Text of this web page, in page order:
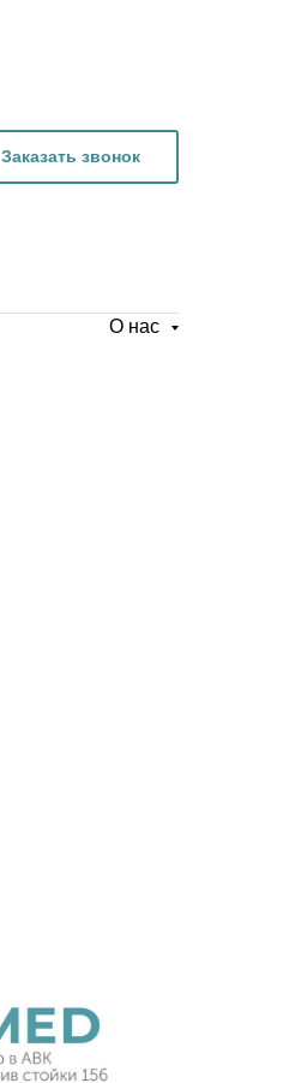
Заказать звонок
О нас